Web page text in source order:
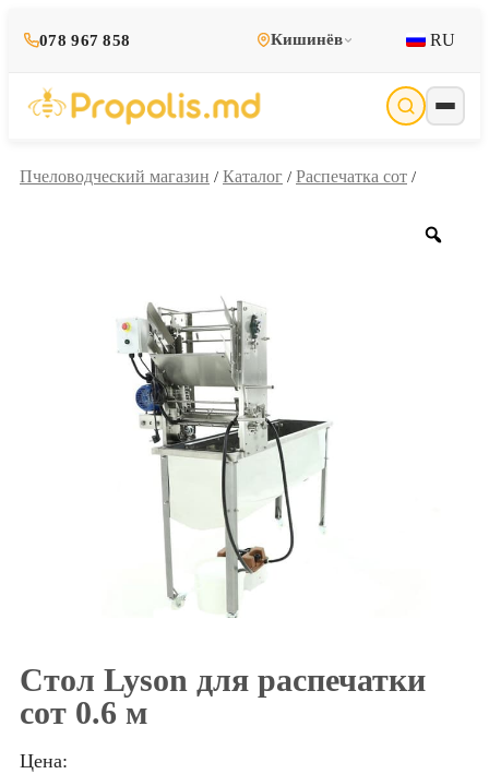
078 967 858 Кишинёв RU
Пчеловодческий магазин / Каталог / Распечатка сот /
Стол Lyson для распечатки
сот 0.6 м
Цена: